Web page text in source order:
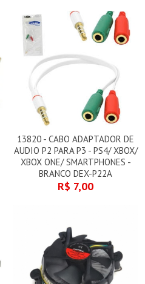
13820 - CABO ADAPTADOR DE
AUDIO P2 PARA P3 - PS4/ XBOX/
XBOX ONE/ SMARTPHONES -
BRANCO DEX-P22A
R$ 7,00